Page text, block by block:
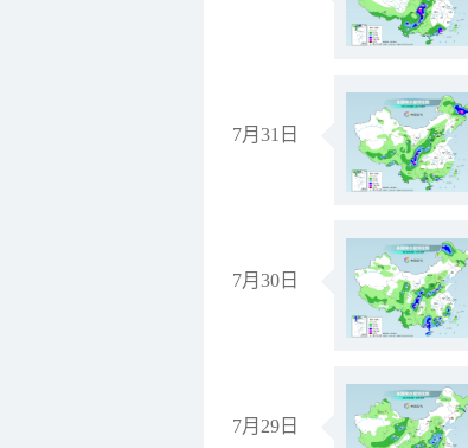
7月31日
7月30日
7月29日